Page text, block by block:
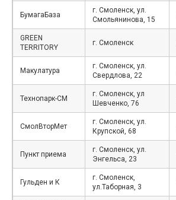
БумагаБаза
г. Смоленск, ул.
Смольянинова, 15
GREEN
TERRITORY
г. Смоленск
Макулатура
г. Смоленск, ул.
Свердлова, 22
Технопарк-СМ
г. Смоленск, ул
Шевченко, 76
СмолВторМет
г. Смоленск, ул.
Крупской, 68
Пункт приема
г. Смоленск, ул.
Энгельса, 23
Гульден и К
г. Смоленск,
ул.Таборная, 3